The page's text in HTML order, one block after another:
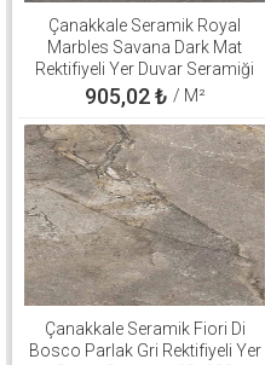
Çanakkale Seramik Royal
Marbles Savana Dark Mat
Rektifiyeli Yer Duvar Seramiği
60x120 310100503137
905,02₺ / M²
Çanakkale Seramik Fiori Di
Bosco Parlak Gri Rektifiyeli Yer